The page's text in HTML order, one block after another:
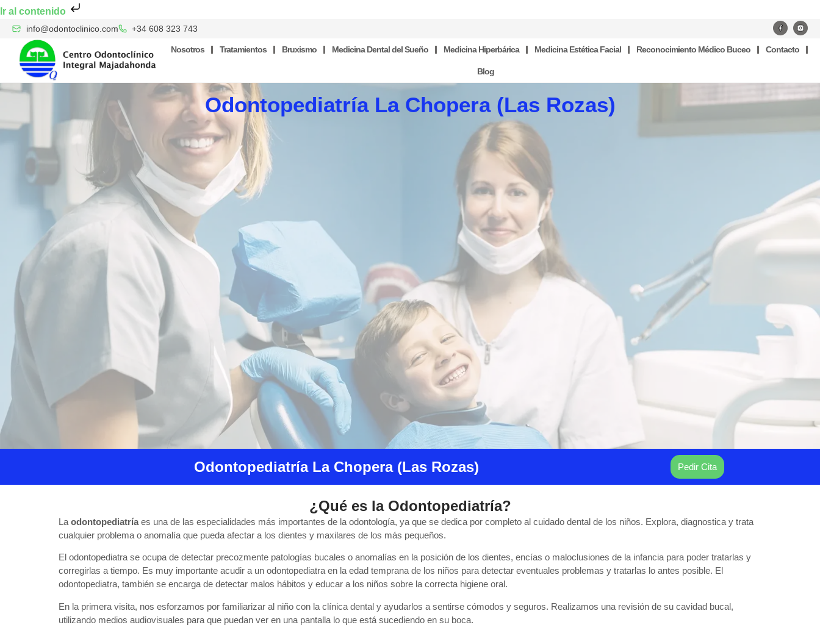
Ir al contenido
info@odontoclinico.com +34 608 323 743
Nosotros Tratamientos Bruxismo Medicina Dental del Sueño Medicina Hiperbárica Medicina Estética Facial Reconocimiento Médico Buceo Contacto
Blog
Odontopediatría La Chopera (Las Rozas)
Odontopediatría La Chopera (Las Rozas) Pedir Cita
¿Qué es la Odontopediatría?
Laodontopediatríaes una de las especialidades más importantes de la odontología, ya que se dedica por completo al cuidado dental de los niños. Explora, diagnostica y trata
cualquier problema o anomalía que pueda afectar a los dientes y maxilares de los más pequeños.
El odontopediatra se ocupa de detectar precozmente patologías bucales o anomalías en la posición de los dientes, encías o maloclusiones de la infancia para poder tratarlas y
corregirlas a tiempo. Es muy importante acudir a un odontopediatra en la edad temprana de los niños para detectar eventuales problemas y tratarlas lo antes posible. El
odontopediatra, también se encarga de detectar malos hábitos y educar a los niños sobre la correcta higiene oral.
En la primera visita, nos esforzamos por familiarizar al niño con la clínica dental y ayudarlos a sentirse cómodos y seguros. Realizamos una revisión de su cavidad bucal,
utilizando medios audiovisuales para que puedan ver en una pantalla lo que está sucediendo en su boca.